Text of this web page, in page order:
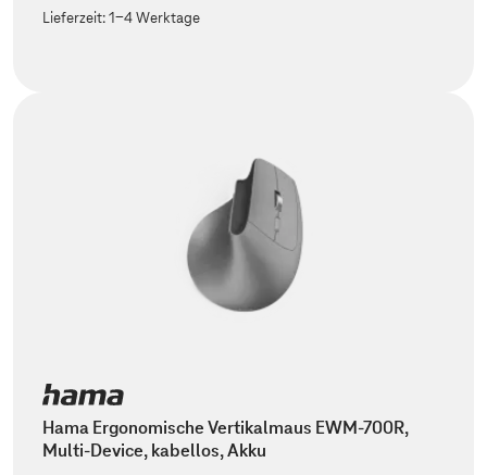
Lieferzeit:1-4 Werktage
Hama Ergonomische Vertikalmaus EWM-700R,
Multi-Device, kabellos, Akku